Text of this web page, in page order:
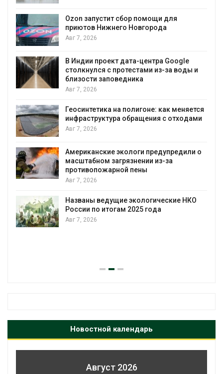
Ozon запустит сбор помощи для
приютов Нижнего Новгорода
Авг 7, 2026
В Индии проект дата-центра Google
столкнулся с протестами из-за воды и
близости заповедника
Авг 7, 2026
Геосинтетика на полигоне: как меняется
инфраструктура обращения с отходами
Авг 7, 2026
Американские экологи предупредили о
масштабном загрязнении из-за
противопожарной пены
Авг 7, 2026
Названы ведущие экологические НКО
России по итогам 2025 года
Авг 7, 2026
Новостной календарь
Август 2026